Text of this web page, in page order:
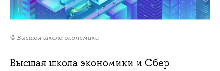
© Высшая школа экономики
Высшая школа экономики и Сбер